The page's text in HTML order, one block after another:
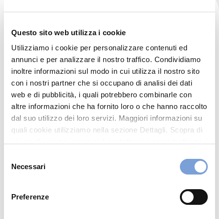
Questo sito web utilizza i cookie
Utilizziamo i cookie per personalizzare contenuti ed
annunci e per analizzare il nostro traffico. Condividiamo
inoltre informazioni sul modo in cui utilizza il nostro sito
con i nostri partner che si occupano di analisi dei dati
web e di pubblicità, i quali potrebbero combinarle con
altre informazioni che ha fornito loro o che hanno raccolto
dal suo utilizzo dei loro servizi. Maggiori informazioni su
quali cookie utilizziamo nella sezione Dettagli. Scopra di
può trovare nel footer del sito nella sezione "Informativa
delNecessari
Preferenze
Visualizza i relativi
documenti